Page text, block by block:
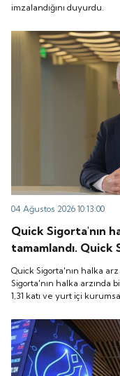
imzalandığını duyurdu.
04 Ağustos 2026 10:13:00
Quick Sigorta'nın
tamamlandı. Quick
yatırımcılara
içi kurumsal
talep geldi. Quick
görmeye
Quick Sigorta'nın halka
Sigorta'nın halka arzında
1,31 katı ve yurt içi
koduyla Borsa İstanbul'da